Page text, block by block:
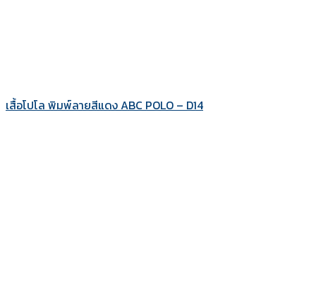
เสื้อโปโล พิมพ์ลายสีแดง ABC POLO – D14